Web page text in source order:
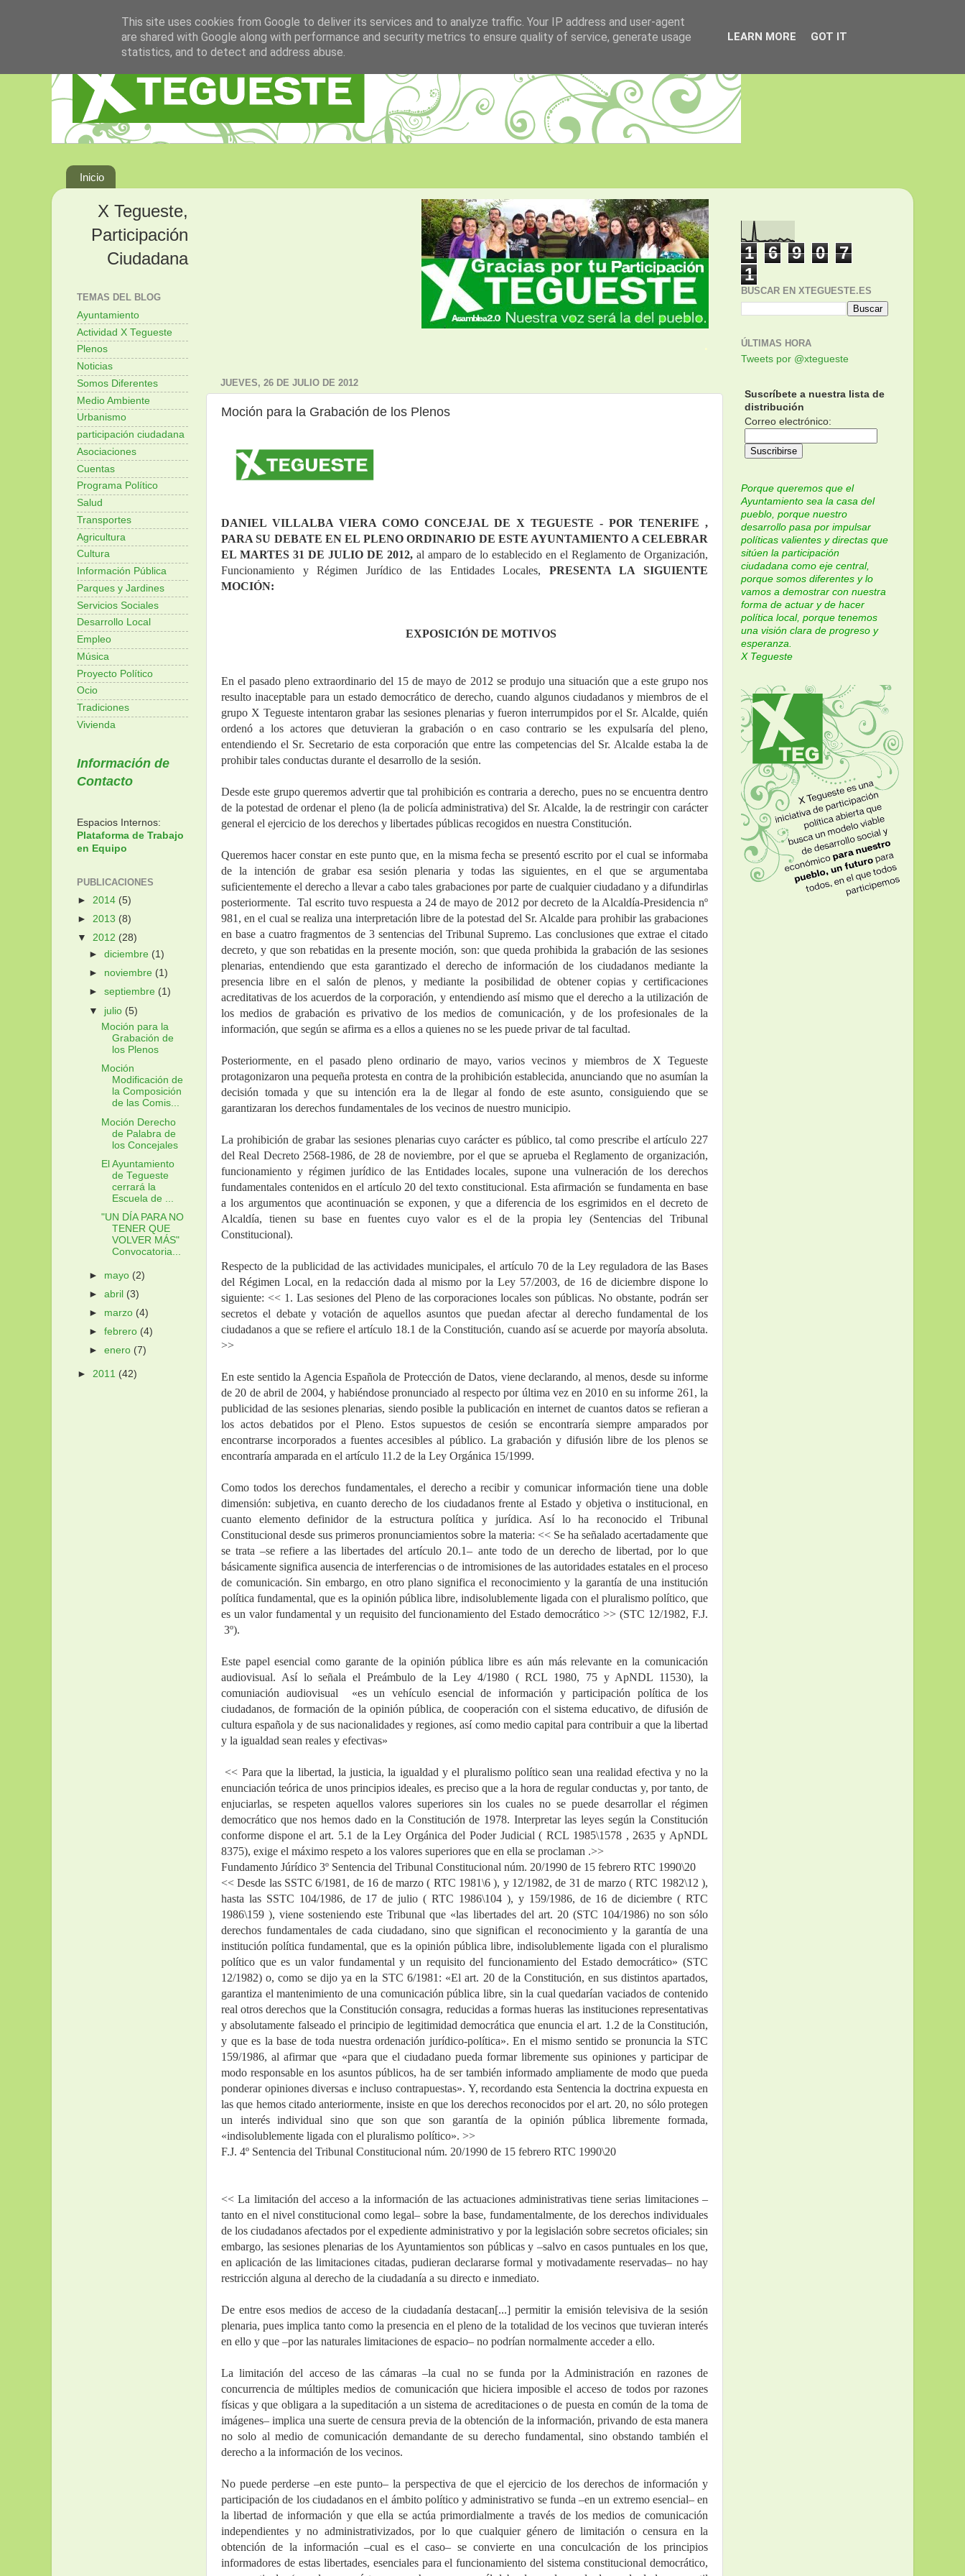
Inicio
JUEVES, 26 DE JULIO DE 2012
Moción para la Grabación de los Plenos
DANIEL VILLALBA VIERA COMO CONCEJAL DE X TEGUESTE - POR TENERIFE ,
PARA SU DEBATE EN EL PLENO ORDINARIO DE ESTE AYUNTAMIENTO A CELEBRAR
EL MARTES 31 DE JULIO DE 2012, al amparo de lo establecido en el Reglamento de Organización,
Funcionamiento y Régimen Jurídico de las Entidades Locales, PRESENTA LA SIGUIENTE
MOCIÓN:
EXPOSICIÓN DE MOTIVOS
En el pasado pleno extraordinario del 15 de mayo de 2012 se produjo una situación que a este grupo nos
resulto inaceptable para un estado democrático de derecho, cuando algunos ciudadanos y miembros de el
grupo X Tegueste intentaron grabar las sesiones plenarias y fueron interrumpidos por el Sr. Alcalde, quién
ordenó a los actores que detuvieran la grabación o en caso contrario se les expulsaría del pleno,
entendiendo el Sr. Secretario de esta corporación que entre las competencias del Sr. Alcalde estaba la de
prohibir tales conductas durante el desarrollo de la sesión.
Desde este grupo queremos advertir que tal prohibición es contraria a derecho, pues no se encuentra dentro
de la potestad de ordenar el pleno (la de policía administrativa) del Sr. Alcalde, la de restringir con carácter
general el ejercicio de los derechos y libertades públicas recogidos en nuestra Constitución.
Queremos hacer constar en este punto que, en la misma fecha se presentó escrito por el cual se informaba
de la intención de grabar esa sesión plenaria y todas las siguientes, en el que se argumentaba
suficientemente el derecho a llevar a cabo tales grabaciones por parte de cualquier ciudadano y a difundirlas
posteriormente.  Tal escrito tuvo respuesta a 24 de mayo de 2012 por decreto de la Alcaldía-Presidencia nº
981, en el cual se realiza una interpretación libre de la potestad del Sr. Alcalde para prohibir las grabaciones
en base a cuatro fragmentos de 3 sentencias del Tribunal Supremo. Las conclusiones que extrae el citado
decreto, y que son rebatidas en la presente moción, son: que queda prohibida la grabación de las sesiones
plenarias, entendiendo que esta garantizado el derecho de información de los ciudadanos mediante la
presencia libre en el salón de plenos, y mediante la posibilidad de obtener copias y certificaciones
acreditativas de los acuerdos de la corporación, y entendiendo así mismo que el derecho a la utilización de
los medios de grabación es privativo de los medios de comunicación, y de los profesionales de la
información, que según se afirma es a ellos a quienes no se les puede privar de tal facultad.
Posteriormente, en el pasado pleno ordinario de mayo, varios vecinos y miembros de X Tegueste
protagonizaron una pequeña protesta en contra de la prohibición establecida, anunciando que no asumían la
decisión tomada y que su intención era la de llegar al fondo de este asunto, consiguiendo que se
garantizaran los derechos fundamentales de los vecinos de nuestro municipio.
La prohibición de grabar las sesiones plenarias cuyo carácter es público, tal como prescribe el artículo 227
del Real Decreto 2568-1986, de 28 de noviembre, por el que se aprueba el Reglamento de organización,
funcionamiento y régimen jurídico de las Entidades locales, supone una vulneración de los derechos
fundamentales contenidos en el artículo 20 del texto constitucional. Esta afirmación se fundamenta en base
a los argumentos que acontinuación se exponen, y que a diferencia de los esgrimidos en el decreto de
Alcaldía, tienen su base en fuentes cuyo valor es el de la propia ley (Sentencias del Tribunal
Constitucional).
Respecto de la publicidad de las actividades municipales, el artículo 70 de la Ley reguladora de las Bases
del Régimen Local, en la redacción dada al mismo por la Ley 57/2003, de 16 de diciembre dispone lo
siguiente: << 1. Las sesiones del Pleno de las corporaciones locales son públicas. No obstante, podrán ser
secretos el debate y votación de aquellos asuntos que puedan afectar al derecho fundamental de los
ciudadanos a que se refiere el artículo 18.1 de la Constitución, cuando así se acuerde por mayoría absoluta.
>>
En este sentido la Agencia Española de Protección de Datos, viene declarando, al menos, desde su informe
de 20 de abril de 2004, y habiéndose pronunciado al respecto por última vez en 2010 en su informe 261, la
publicidad de las sesiones plenarias, siendo posible la publicación en internet de cuantos datos se refieran a
los actos debatidos por el Pleno. Estos supuestos de cesión se encontraría siempre amparados por
encontrarse incorporados a fuentes accesibles al público. La grabación y difusión libre de los plenos se
encontraría amparada en el artículo 11.2 de la Ley Orgánica 15/1999.
Como todos los derechos fundamentales, el derecho a recibir y comunicar información tiene una doble
dimensión: subjetiva, en cuanto derecho de los ciudadanos frente al Estado y objetiva o institucional, en
cuanto elemento definidor de la estructura política y jurídica. Así lo ha reconocido el Tribunal
Constitucional desde sus primeros pronunciamientos sobre la materia: << Se ha señalado acertadamente que
se trata –se refiere a las libertades del artículo 20.1– ante todo de un derecho de libertad, por lo que
básicamente significa ausencia de interferencias o de intromisiones de las autoridades estatales en el proceso
de comunicación. Sin embargo, en otro plano significa el reconocimiento y la garantía de una institución
política fundamental, que es la opinión pública libre, indisolublemente ligada con el pluralismo político, que
es un valor fundamental y un requisito del funcionamiento del Estado democrático >> (STC 12/1982, F.J.
3º).
Este papel esencial como garante de la opinión pública libre es aún más relevante en la comunicación
audiovisual. Así lo señala el Preámbulo de la Ley 4/1980 ( RCL 1980, 75 y ApNDL 11530), la
comuniación audiovisual  «es un vehículo esencial de información y participación política de los
ciudadanos, de formación de la opinión pública, de cooperación con el sistema educativo, de difusión de
cultura española y de sus nacionalidades y regiones, así como medio capital para contribuir a que la libertad
y la igualdad sean reales y efectivas»
enunciación teórica de unos principios ideales, es preciso que a la hora de regular conductas y, por tanto, de
enjuciarlas, se respeten aquellos valores superiores sin los cuales no se puede desarrollar el régimen
democrático que nos hemos dado en la Constitución de 1978. Interpretar las leyes según la Constitución
conforme dispone el art. 5.1 de la Ley Orgánica del Poder Judicial ( RCL 1985\1578 , 2635 y ApNDL
8375), exige el máximo respeto a los valores superiores que en ella se proclaman .>>
Fundamento Júrídico 3º Sentencia del Tribunal Constitucional núm. 20/1990 de 15 febrero RTC 1990\20
<< Desde las SSTC 6/1981, de 16 de marzo ( RTC 1981\6 ), y 12/1982, de 31 de marzo ( RTC 1982\12 ),
hasta las SSTC 104/1986, de 17 de julio ( RTC 1986\104 ), y 159/1986, de 16 de diciembre ( RTC
1986\159 ), viene sosteniendo este Tribunal que «las libertades del art. 20 (STC 104/1986) no son sólo
derechos fundamentales de cada ciudadano, sino que significan el reconocimiento y la garantía de una
institución política fundamental, que es la opinión pública libre, indisolublemente ligada con el pluralismo
político que es un valor fundamental y un requisito del funcionamiento del Estado democrático» (STC
12/1982) o, como se dijo ya en la STC 6/1981: «El art. 20 de la Constitución, en sus distintos apartados,
garantiza el mantenimiento de una comunicación pública libre, sin la cual quedarían vaciados de contenido
real otros derechos que la Constitución consagra, reducidas a formas hueras las instituciones representativas
y absolutamente falseado el principio de legitimidad democrática que enuncia el art. 1.2 de la Constitución,
y que es la base de toda nuestra ordenación jurídico-política». En el mismo sentido se pronuncia la STC
159/1986, al afirmar que «para que el ciudadano pueda formar libremente sus opiniones y participar de
modo responsable en los asuntos públicos, ha de ser también informado ampliamente de modo que pueda
ponderar opiniones diversas e incluso contrapuestas». Y, recordando esta Sentencia la doctrina expuesta en
las que hemos citado anteriormente, insiste en que los derechos reconocidos por el art. 20, no sólo protegen
un interés individual sino que son que son garantía de la opinión pública libremente formada,
«indisolublemente ligada con el pluralismo político». >>
F.J. 4º Sentencia del Tribunal Constitucional núm. 20/1990 de 15 febrero RTC 1990\20
<< La limitación del acceso a la información de las actuaciones administrativas tiene serias limitaciones –
tanto en el nivel constitucional como legal– sobre la base, fundamentalmente, de los derechos individuales
de los ciudadanos afectados por el expediente administrativo y por la legislación sobre secretos oficiales; sin
embargo, las sesiones plenarias de los Ayuntamientos son públicas y –salvo en casos puntuales en los que,
en aplicación de las limitaciones citadas, pudieran declararse formal y motivadamente reservadas– no hay
restricción alguna al derecho de la ciudadanía a su directo e inmediato.
De entre esos medios de acceso de la ciudadanía destacan[...] permitir la emisión televisiva de la sesión
plenaria, pues implica tanto como la presencia en el pleno de la totalidad de los vecinos que tuvieran interés
en ello y que –por las naturales limitaciones de espacio– no podrían normalmente acceder a ello.
La limitación del acceso de las cámaras –la cual no se funda por la Administración en razones de
concurrencia de múltiples medios de comunicación que hiciera imposible el acceso de todos por razones
físicas y que obligara a la supeditación a un sistema de acreditaciones o de puesta en común de la toma de
imágenes– implica una suerte de censura previa de la obtención de la información, privando de esta manera
no solo al medio de comunicación demandante de su derecho fundamental, sino obstando también el
derecho a la información de los vecinos.
No puede perderse –en este punto– la perspectiva de que el ejercicio de los derechos de información y
participación de los ciudadanos en el ámbito político y administrativo se funda –en un extremo esencial– en
la libertad de información y que ella se actúa primordialmente a través de los medios de comunicación
independientes y no administrativizados, por lo que cualquier género de limitación o censura en la
obtención de la información –cual es el caso– se convierte en una conculcación de los principios
informadores de estas libertades, esenciales para el funcionamiento del sistema constitucional democrático,
X Tegueste,
Participación
Ciudadana
TEMAS DEL BLOG
Ayuntamiento
Actividad X Tegueste
Plenos
Noticias
Somos Diferentes
Medio Ambiente
Urbanismo
participación ciudadana
Asociaciones
Cuentas
Programa Político
Salud
Transportes
Agricultura
Cultura
Información Pública
Parques y Jardines
Servicios Sociales
Desarrollo Local
Empleo
Música
Proyecto Político
Ocio
Tradiciones
Vivienda
Información de
Contacto
Espacios Internos:
Plataforma de Trabajo
en Equipo
PUBLICACIONES
► 2014 (5)
► 2013 (8)
▼ 2012 (28)
►diciembre (1)
► noviembre (1)
►septiembre (1)
▼ julio (5)
Moción para la
Grabación de
los Plenos
Moción
Modificación de
la Composición
de las Comis...
Moción Derecho
de Palabra de
los Concejales
El Ayuntamiento
de Tegueste
cerrará la
Escuela de ...
"UN DÍA PARA NO
TENER QUE
VOLVER MÁS"
Convocatoria...
► mayo (2)
►abril (3)
► marzo (4)
►febrero (4)
►enero (7)
► 2011 (42)
1 6 9 0
7
1
BUSCAR EN XTEGUESTE.ES
ÚLTIMAS HORA
Tweets por @xtegueste
Suscríbete a nuestra lista de
distribución
Correo electrónico:
Porque queremos que el
Ayuntamiento sea la casa del
pueblo, porque nuestro
desarrollo pasa por impulsar
políticas valientes y directas que
sitúen la participación
ciudadana como eje central,
porque somos diferentes y lo
vamos a demostrar con nuestra
forma de actuar y de hacer
política local, porque tenemos
una visión clara de progreso y
esperanza.
X Tegueste
This site uses cookies from Google to deliver its services and to analyze traffic. Your IP address and user-agent
are shared with Google along with performance and security metrics to ensure quality of service, generate usage
statistics, and to detect and address abuse.
LEARN MORE GOT IT